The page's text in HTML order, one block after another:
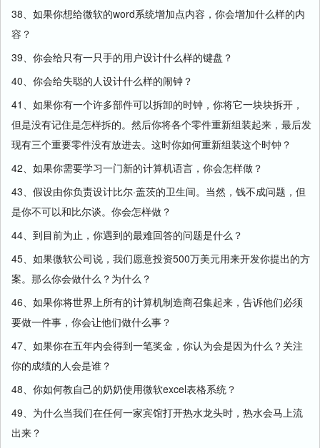
38、如果你想给微软的word系统增加点内容，你会增加什么样的内
容？
39、你会给只有一只手的用户设计什么样的键盘？
40、你会给失聪的人设计什么样的闹钟？
41、如果你有一个许多部件可以拆卸的时钟，你将它一块块拆开，
但是没有记住是怎样拆的。然后你将各个零件重新组装起来，最后发
现有三个重要零件没有放进去。这时你如何重新组装这个时钟？
42、如果你需要学习一门新的计算机语言，你会怎样做？
43、假设由你负责设计比尔·盖茨的卫生间。当然，钱不成问题，但
是你不可以和比尔谈。你会怎样做？
44、到目前为止，你遇到的最难回答的问题是什么？
45、如果微软公司说，我们愿意投资500万美元用来开发你提出的方
案。那么你会做什么？为什么？
46、如果你将世界上所有的计算机制造商召集起来，告诉他们必须
要做一件事，你会让他们做什么事？
47、如果你在五年内会得到一笔奖金，你认为会是因为什么？关注
你的成绩的人会是谁？
48、你如何教自己的奶奶使用微软excel表格系统？
49、为什么当我们在任何一家宾馆打开热水龙头时，热水会马上流
出来？